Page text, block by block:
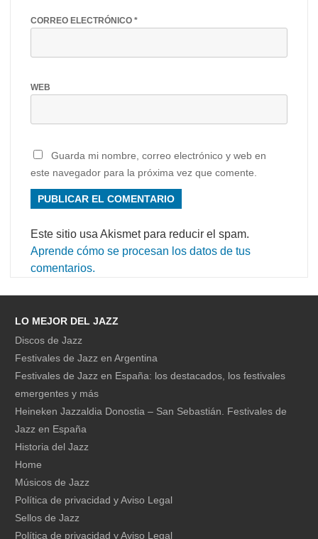
CORREO ELECTRÓNICO *
WEB
Guarda mi nombre, correo electrónico y web en
este navegador para la próxima vez que comente.
Este sitio usa Akismet para reducir el spam.
Aprende cómo se procesan los datos de tus
comentarios.
LO MEJOR DEL JAZZ
Discos de Jazz
Festivales de Jazz en Argentina
Festivales de Jazz en España: los destacados, los festivales
emergentes y más
Heineken Jazzaldia Donostia – San Sebastián. Festivales de
Jazz en España
Historia del Jazz
Home
Músicos de Jazz
Política de privacidad y Aviso Legal
Sellos de Jazz
Política de privacidad y Aviso Legal